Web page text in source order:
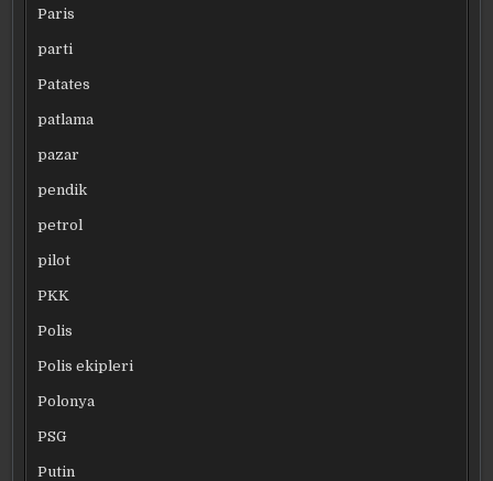
Paris
parti
Patates
patlama
pazar
pendik
petrol
pilot
PKK
Polis
Polis ekipleri
Polonya
PSG
Putin